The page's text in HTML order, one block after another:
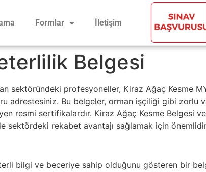
Formlar İletişim
Belgesi
sektöründeki profesyoneller, Kiraz Ağaç Kesme
adrestesiniz. Bu belgeler, orman işçiliği gibi zorlu
resmi sertifikalardır. Kiraz Ağaç Kesme Belgesi
sektördeki rekabet avantajı sağlamak için
bilgi ve beceriye sahip olduğunu gösteren bir